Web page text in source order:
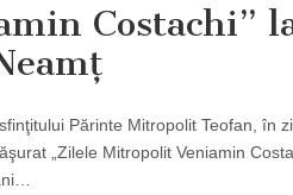
Costachi”
Părinte Mitropolit Teofan, în
„Zilele Mitro­po­lit Veniamin